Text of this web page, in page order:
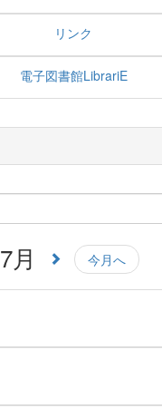
リンク
電子図書館LibrariE
7月 今月へ